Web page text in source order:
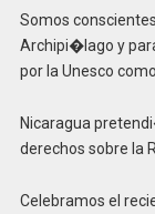
Somos
Archipi�lago y
por la Unesco
Nicaragua
derechos sobre la
Celebramos el